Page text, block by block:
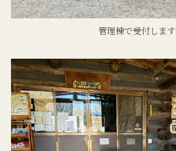
管理棟で受付します